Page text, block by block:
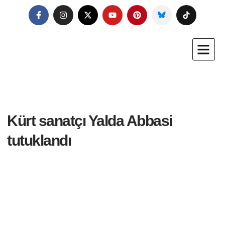
Kürt sanatçı Yalda Abbasi
tutuklandı